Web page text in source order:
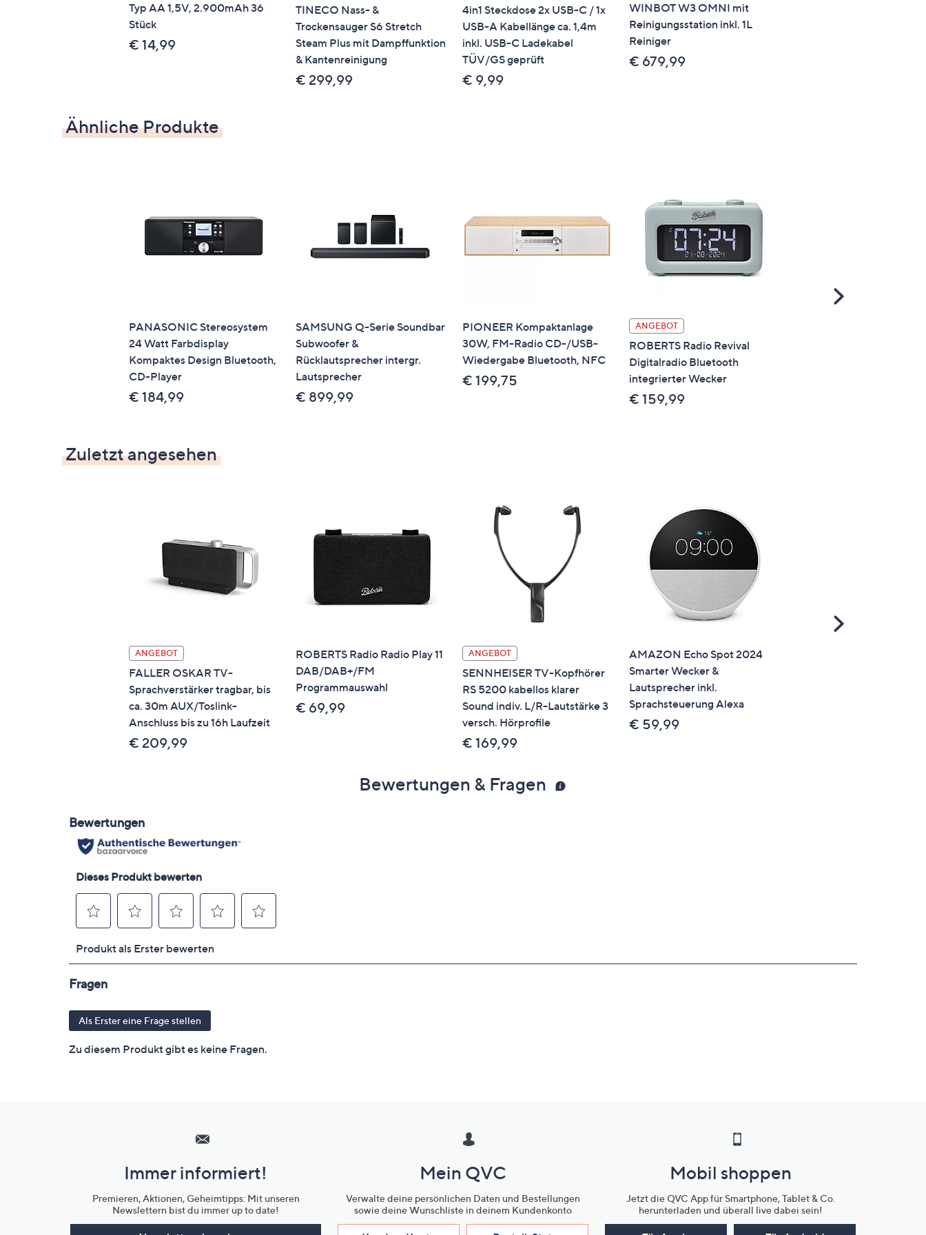
Typ AA 1,5V, 2.900mAh 36
Stück
€ 14,99
TINECO Nass- &
Trockensauger S6 Stretch
Steam Plus mit Dampffunktion
& Kantenreinigung
€ 299,99
4in1 Steckdose 2x USB-C / 1x
USB-A Kabellänge ca. 1,4m
inkl. USB-C Ladekabel
TÜV/GS geprüft
€ 9,99
WINBOT W3 OMNI mit
Reinigungsstation inkl. 1L
Reiniger
€ 679,99
Ähnliche Produkte
PANASONIC Stereosystem
24 Watt Farbdisplay
Kompaktes Design Bluetooth,
CD-Player
€ 184,99
SAMSUNG Q-Serie Soundbar
Subwoofer &
Rücklautsprecher intergr.
Lautsprecher
€ 899,99
PIONEER Kompaktanlage
30W, FM-Radio CD-/USB-
Wiedergabe Bluetooth, NFC
€ 199,75
ANGEBOT
ROBERTS Radio Revival
Digitalradio Bluetooth
integrierter Wecker
€ 159,99
Scroll
Zuletzt angesehen
ANGEBOT
FALLER OSKAR TV-
Sprachverstärker tragbar, bis
ca. 30m AUX/Toslink-
Anschluss bis zu 16h Laufzeit
€ 209,99
ROBERTS Radio Radio Play 11
DAB/DAB+/FM
Programmauswahl
€ 69,99
ANGEBOT
SENNHEISER TV-Kopfhörer
RS 5200 kabellos klarer
Sound indiv. L/R-Lautstärke 3
versch. Hörprofile
€ 169,99
AMAZON Echo Spot 2024
Smarter Wecker &
Lautsprecher inkl.
Sprachsteuerung Alexa
€ 59,99
Scroll
Bewertungen & Fragen
Unternehmensinformationen
Immer informiert!
Premieren, Aktionen, Geheimtipps: Mit unseren
Newslettern bist du immer up to date!
Mein QVC
Verwalte deine persönlichen Daten und Bestellungen
sowie deine Wunschliste in deinem Kundenkonto
Mobil shoppen
Jetzt die QVC App für Smartphone, Tablet & Co.
herunterladen und überall live dabei sein!